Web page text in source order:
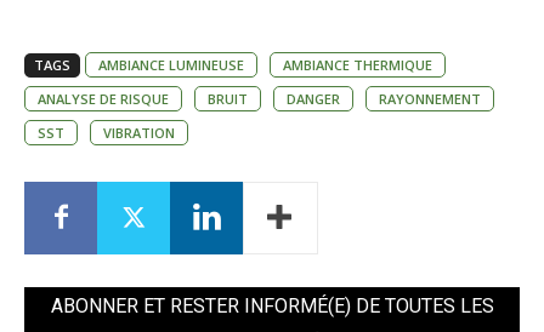
TAGS AMBIANCE LUMINEUSE
AMBIANCE THERMIQUE
ANALYSE DE RISQUE
BRUIT DANGER
RAYONNEMENT
SST
VIBRATION
ABONNER ET RESTER INFORMÉ(E) DE TOUTES LES